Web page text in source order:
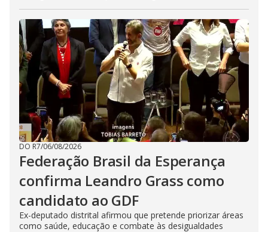
DO R7/06/08/2026
Federação Brasil da Esperança
confirma Leandro Grass como
candidato ao GDF
Ex-deputado distrital afirmou que pretende priorizar áreas
como saúde, educação e combate às desigualdades